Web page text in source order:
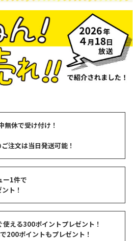
無休で受け付け！
注文は当日発送可能！
ー1件で
ト！
使える300ポイントプレゼント！
200ポイントもプレゼント！